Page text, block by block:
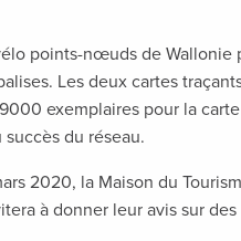
points-nœuds de Wallonie
Les deux cartes
exemplaires pour la
succès du réseau.
2020, la Maison du
à donner leur avis sur